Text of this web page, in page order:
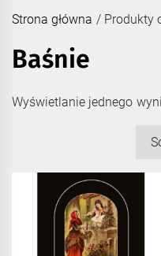
Strona główna / Produkty
Baśnie
Wyświetlanie jednego